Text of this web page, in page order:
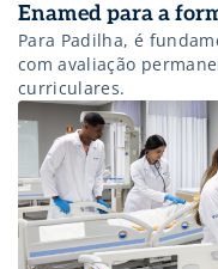
Enamed para a
Para Padilha, é
com avaliação
curriculares.